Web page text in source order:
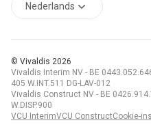
Nederlands
© Vivaldis 2026
Vivaldis Interim NV - BE
405 W.INT.511 DG-LAV-012
Vivaldis Construct NV - BE
W.DISP.900
VCU InterimVCU ConstructCookie-